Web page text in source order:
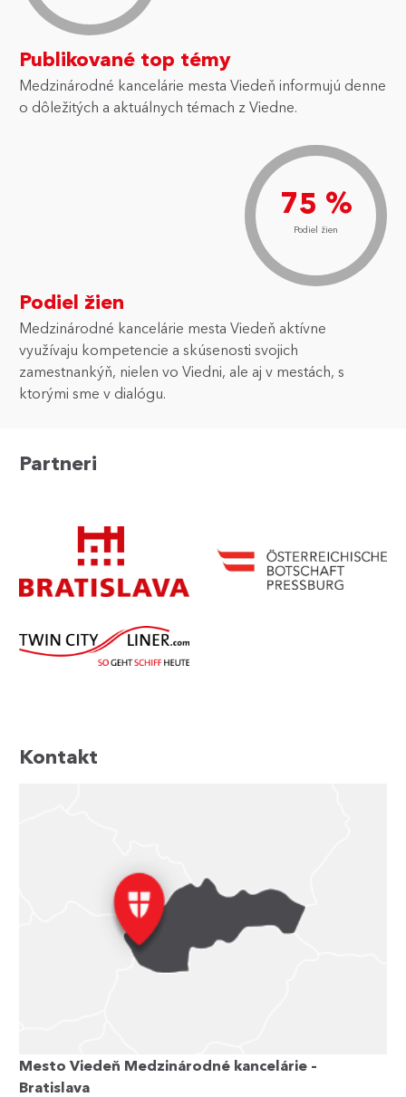
Publikované top témy
Medzinárodné kancelárie mesta Viedeň informujú denne
o dôležitých a aktuálnych témach z Viedne.
75 %
Podiel žien
Podiel žien
Medzinárodné kancelárie mesta Viedeň aktívne
využívaju kompetencie a skúsenosti svojich
zamestnankýň, nielen vo Viedni, ale aj v mestách, s
ktorými sme v dialógu.
Partneri
Kontakt
Mesto Viedeň Medzinárodné kancelárie –
Bratislava